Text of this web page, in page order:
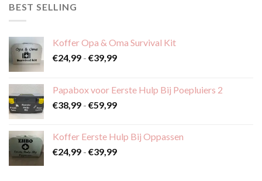
BEST SELLING
Koffer Opa & Oma Survival Kit
€24,99 - €39,99Prijsklasse:
€39,99
Papabox voor Eerste Hulp Bij Poepluiers 2
€38,99 - €59,99Prijsklasse:
€59,99
Koffer Eerste Hulp Bij Oppassen
€24,99 - €39,99Prijsklasse: